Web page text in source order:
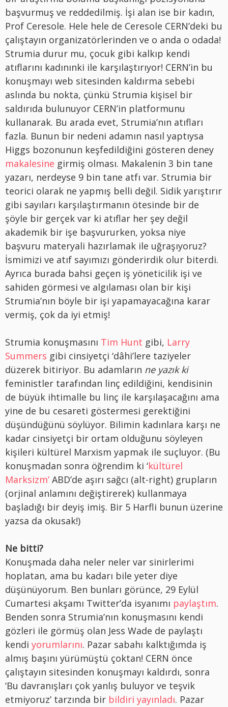
başvurmuş ve reddedilmiş. İşi alan ise bir kadın,
Prof Ceresole. Hele hele de Ceresole CERN’deki bu
çalıştayın organizatörlerinden ve o anda o odada!
Strumia durur mu, çocuk gibi kalkıp kendi
atıflarını kadınınki ile karşılaştırıyor! CERN’in bu
konuşmayı web sitesinden kaldırma sebebi
aslında bu nokta, çünkü Strumia kişisel bir
saldırıda bulunuyor CERN’in platformunu
kullanarak. Bu arada evet, Strumia’nın atıfları
fazla. Bunun bir nedeni adamın nasıl yaptıysa
Higgs bozonunun keşfedildiğini gösteren deney
makalesine girmiş olması. Makalenin 3 bin tane
yazarı, nerdeyse 9 bin tane atfı var. Strumia bir
teorici olarak ne yapmış belli değil. Sidik yarıştırır
gibi sayıları karşılaştırmanın ötesinde bir de
şöyle bir gerçek var ki atıflar her şey değil
akademik bir işe başvururken, yoksa niye
başvuru materyali hazırlamak ile uğraşıyoruz?
İsmimizi ve atıf sayımızı gönderirdik olur biterdi.
Ayrıca burada bahsi geçen iş yöneticilik işi ve
sahiden görmesi ve algılaması olan bir kişi
Strumia’nın böyle bir işi yapamayacağına karar
vermiş, çok da iyi etmiş!
Strumia konuşmasını Tim Hunt gibi, Larry
Summers gibi cinsiyetçi ‘dâhi’lere taziyeler
düzerek bitiriyor. Bu adamların ne yazık ki
feministler tarafından linç edildiğini, kendisinin
de büyük ihtimalle bu linç ile karşılaşacağını ama
yine de bu cesareti göstermesi gerektiğini
düşündüğünü söylüyor. Bilimin kadınlara karşı ne
kadar cinsiyetçi bir ortam olduğunu söyleyen
kişileri kültürel Marxism yapmak ile suçluyor. (Bu
konuşmadan sonra öğrendim ki ‘kültürel
Marksizm’ ABD’de aşırı sağcı (alt-right) grupların
(orjinal anlamını değiştirerek) kullanmaya
başladığı bir deyiş imiş. Bir 5 Harfli bunun üzerine
yazsa da okusak!)
Ne bitti?
Konuşmada daha neler neler var sinirlerimi
hoplatan, ama bu kadarı bile yeter diye
düşünüyorum. Ben bunları görünce, 29 Eylül
Cumartesi akşamı Twitter’da isyanımı paylaştım.
Benden sonra Strumia’nın konuşmasını kendi
gözleri ile görmüş olan Jess Wade de paylaştı
kendi yorumlarını. Pazar sabahı kalktığımda iş
almış başını yürümüştü çoktan! CERN önce
çalıştayın sitesinden konuşmayı kaldırdı, sonra
‘Bu davranışları çok yanlış buluyor ve teşvik
etmiyoruz’ tarzında bir bildiri yayınladı. Pazar